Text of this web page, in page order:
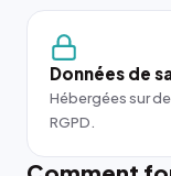
Données de
Hébergées sur
RGPD.